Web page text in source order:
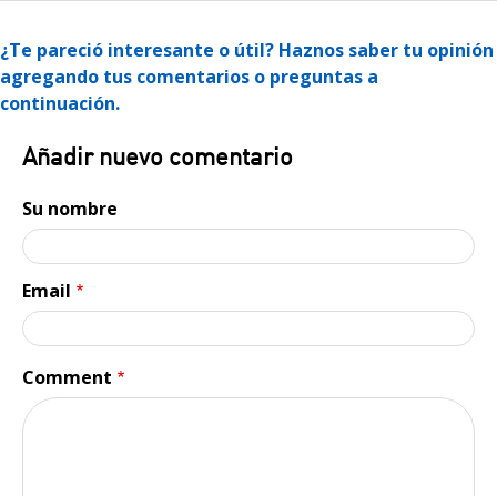
¿Te pareció interesante o útil? Haznos saber tu opinión
agregando tus comentarios o preguntas a
continuación.
Añadir nuevo comentario
Su nombre
Email
Comment